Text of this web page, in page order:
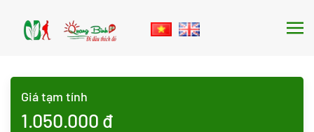
Skip to main content
Giá tạm tính
1.050.000 đ